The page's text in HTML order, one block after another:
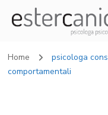
Home
psicologa
comportamentali